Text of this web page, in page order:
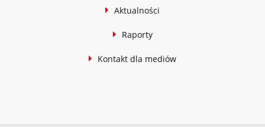
Aktualności
Raporty
Kontakt dla mediów